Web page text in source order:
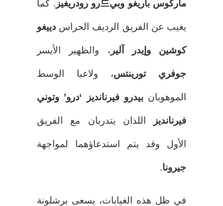
ماركوس باريغو وبي드رو رودريغيز . كما
يغيب عن الفريق الرديف الحراسدييغو
كوشين وإيدر آلير ، والظهير الأيسر
جوفري تورينتس، ولاعبا الوسط
الموهوبانبيدرو فيرنانديز ‘درو’ وتوني
فيرنانديز اللذان يتدربان مع الفريق
الأول وقد يتم استدعاؤهما لمواجهة
جيرونا.
في ظل هذه الغيابات، يسعى برشلونة